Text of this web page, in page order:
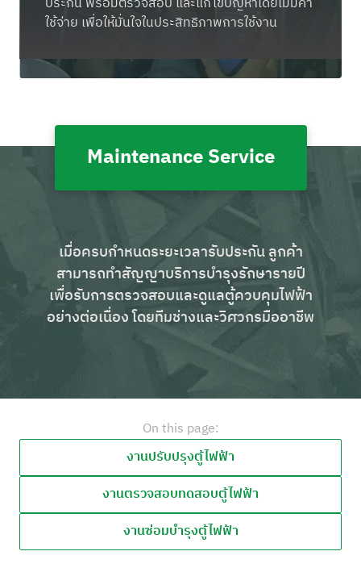
ใช้จ่าย เพื่อให้มั่นใจในประสิทธิภาพการใช้งาน
Maintenance Service
เมื่อครบกำหนดระยะเวลารับประกัน ลูกค้า
สามารถทำสัญญาบริการบำรุงรักษารายปี
เพื่อรับการตรวจสอบและดูแลตู้ควบคุมไฟฟ้า
อย่างต่อเนื่อง โดยทีมช่างและวิศวกรมืออาชีพ
On this page:
งานปรับปรุงตู้ไฟฟ้า
งานตรวจสอบทดสอบตู้ไฟฟ้า
งานซ่อมบำรุงตู้ไฟฟ้า